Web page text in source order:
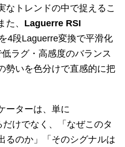
なトレンドの中で捉えるこ
た、 Laguerre RSI
4段Laguerre変換で平滑化
ラグ・高感度のバランス
勢いを色分けで直感的に把
ーターは、単に
けでなく、「なぜこのタ
るのか」「そのシグナルは